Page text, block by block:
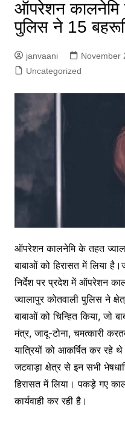
ऑपरेशन कालनेमि
पुलिस ने 15
janvaani November
Uncategorized
ऑपरेशन कालनेमि के तहत
बाबाओं को हिरासत में लिया
निर्देश पर प्रदेश में ऑपरेशन
ज्वालापुर कोतवाली पुलिस ने
बाबाओं को चिन्हित किया, जो
मंत्र, जादू-टोना, चमत्कारी
यात्रियों को आकर्षित कर रहे
जटवाड़ा क्षेत्र से इन सभी
हिरासत में लिया। पकड़े गए
कार्यवाही कर रही है।